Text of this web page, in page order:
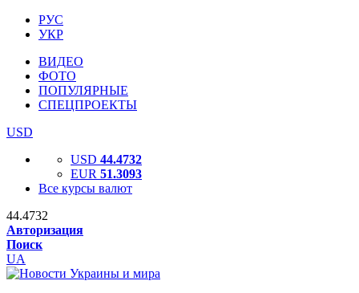
РУС
УКР
ВИДЕО
ФОТО
ПОПУЛЯРНЫЕ
СПЕЦПРОЕКТЫ
USD
USD 44.4732
EUR 51.3093
Все курсы валют
44.4732
Авторизация
Поиск
UA